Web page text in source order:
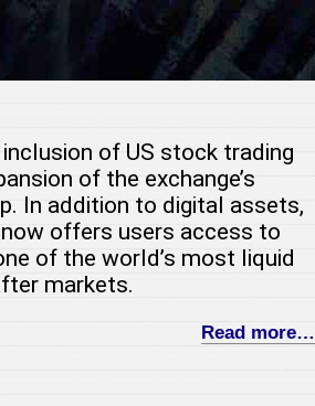
inclusion of US stock trading
of the exchange’s
In addition to digital assets,
offers users access to
of the world’s most liquid
markets.
Read more…